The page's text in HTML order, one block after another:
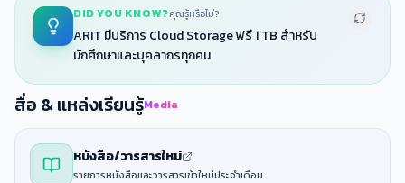
DID YOU KNOW?คุณรู้หรือไม่?
ARIT มีบริการ Cloud Storage ฟรี 1 TB สำหรับ
นักศึกษาและบุคลากรทุกคน
สื่อ & แหล่งเรียนรู้Media
หนังสือ/วารสารใหม่
รายการหนังสือและวารสารเข้าใหม่ประจำเดือน